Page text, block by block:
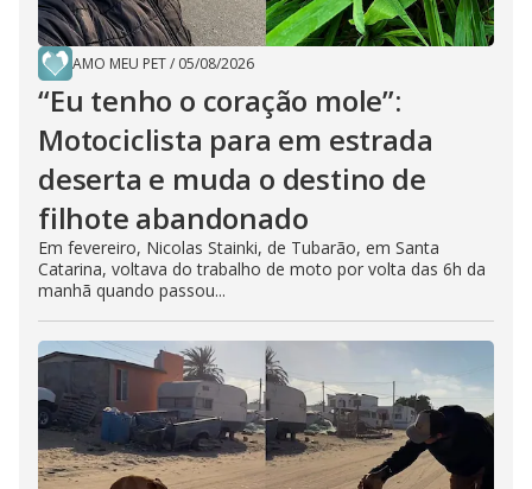
AMO MEU PET/ 05/08/2026
“Eu tenho o coração mole”:
Motociclista para em estrada
deserta e muda o destino de
filhote abandonado
Em fevereiro, Nicolas Stainki, de Tubarão, em Santa
Catarina, voltava do trabalho de moto por volta das 6h da
manhã quando passou...